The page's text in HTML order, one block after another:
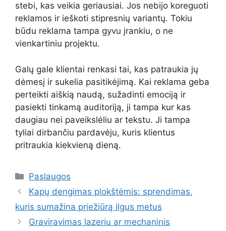
stebi, kas veikia geriausiai. Jos nebijo koreguoti
reklamos ir ieškoti stipresnių variantų. Tokiu
būdu reklama tampa gyvu įrankiu, o ne
vienkartiniu projektu.
Galų gale klientai renkasi tai, kas patraukia jų
dėmesį ir sukelia pasitikėjimą. Kai reklama geba
perteikti aiškią naudą, sužadinti emociją ir
pasiekti tinkamą auditoriją, ji tampa kur kas
daugiau nei paveikslėliu ar tekstu. Ji tampa
tyliai dirbančiu pardavėju, kuris klientus
pritraukia kiekvieną dieną.
Kategorijos
Paslaugos
Kapų dengimas plokštėmis: sprendimas,
kuris sumažina priežiūrą ilgus metus
Graviravimas lazeriu ar mechaninis